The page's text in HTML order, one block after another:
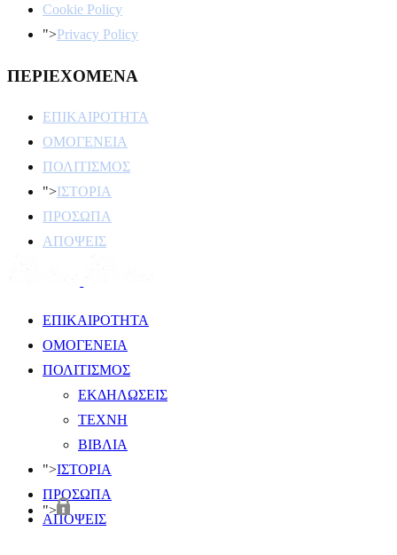
Cookie Policy
">Privacy Policy
ΠΕΡΙΕΧΟΜΕΝΑ
ΕΠΙΚΑΙΡΟΤΗΤΑ
ΟΜΟΓΕΝΕΙΑ
ΠΟΛΙΤΙΣΜΟΣ
">ΙΣΤΟΡΙΑ
ΠΡΟΣΩΠΑ
ΑΠΟΨΕΙΣ
ΕΠΙΚΑΙΡΟΤΗΤΑ
ΟΜΟΓΕΝΕΙΑ
ΠΟΛΙΤΙΣΜΟΣ
ΕΚΔΗΛΩΣΕΙΣ
ΤΕΧΝΗ
ΒΙΒΛΙΑ
">ΙΣΤΟΡΙΑ
ΠΡΟΣΩΠΑ
ΑΠΟΨΕΙΣ
">